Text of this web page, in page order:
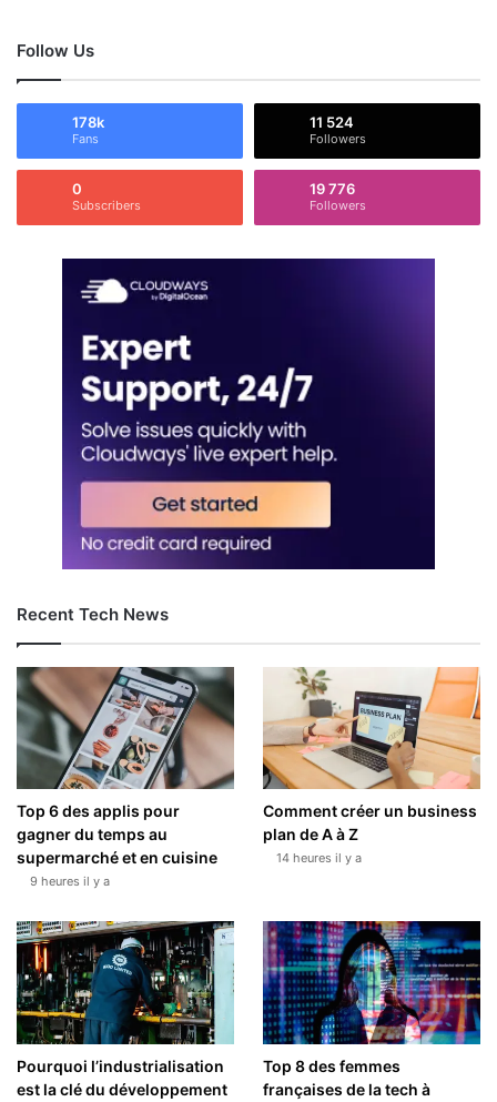
Follow Us
178k
Fans
11 524
Followers
0
Subscribers
19 776
Followers
Recent Tech News
Top 6 des applis pour
gagner du temps au
supermarché et en cuisine
9 heures il y a
Comment créer un business
plan de A à Z
14 heures il y a
Pourquoi l’industrialisation
est la clé du développement
Top 8 des femmes
françaises de la tech à